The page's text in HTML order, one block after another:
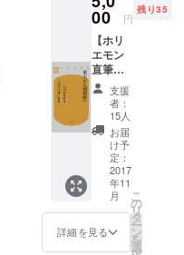
モン祭
in Cebu
実行委
員によ
る、心
のこ
もっ
た、手
書きの
お礼状
に、
「ホリ
エモン
展 ス
テッ
カー
00 円
残り35
【ホリ
エモン
直筆の
サイン
本】 ホ
リエモ
ンの最
新出版
本に、
貴重な
直筆サ
イン付
き「東
大から
刑務
支援
者：
15人
お届
け予
定：
2017
年11
月
詳細を見る
こ
の
リ
タ
ー
ン
を
選